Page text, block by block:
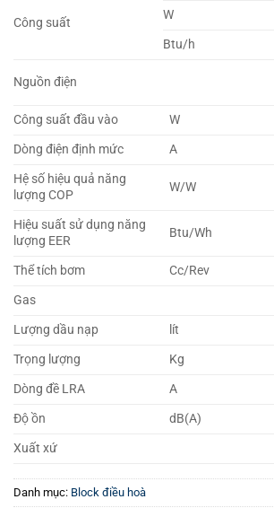
Công suất
W
Btu/h
Nguồn điện
Công suất đầu vào
W
Dòng điện định mức
A
Hệ số hiệu quả năng
lượng COP
W/W
Hiệu suất sử dụng năng
lượng EER
Btu/Wh
Thể tích bơm Cc/Rev
Gas
Lượng dầu nạp
lít
Trọng lượng
Kg
Dòng đề LRA
A
Độ ồn
dB(A)
Xuất xứ
Danh mục: Block điều hoà